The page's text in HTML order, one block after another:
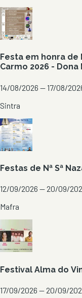
Festa em honra de
Carmo 2026 - Dona
14/08/2026 — 17/08/
Sintra
Festas de Nª Sª
12/09/2026 — 20/09/
Mafra
Festival Alma do
17/09/2026 — 20/09/